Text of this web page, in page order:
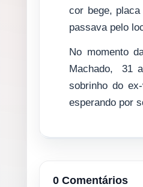
cor bege,
passava pelo
No momento
Machado, 31
sobrinho do
esperando por
0 Comentários